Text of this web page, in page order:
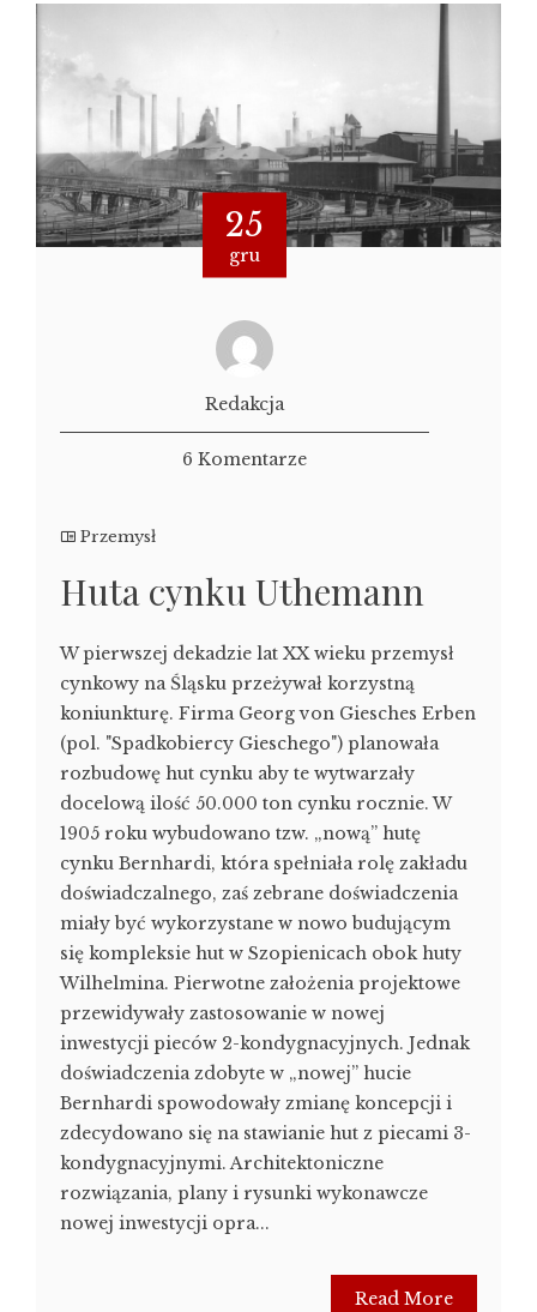
25
gru
Redakcja
6 Komentarze
Przemysł
Huta cynku Uthemann
W pierwszej dekadzie lat XX wieku przemysł
cynkowy na Śląsku przeżywał korzystną
koniunkturę. Firma Georg von Giesches Erben
(pol. "Spadkobiercy Gieschego") planowała
rozbudowę hut cynku aby te wytwarzały
docelową ilość 50.000 ton cynku rocznie. W
1905 roku wybudowano tzw. „nową” hutę
cynku Bernhardi, która spełniała rolę zakładu
doświadczalnego, zaś zebrane doświadczenia
miały być wykorzystane w nowo budującym
się kompleksie hut w Szopienicach obok huty
Wilhelmina. Pierwotne założenia projektowe
przewidywały zastosowanie w nowej
inwestycji pieców 2-kondygnacyjnych. Jednak
doświadczenia zdobyte w „nowej” hucie
Bernhardi spowodowały zmianę koncepcji i
zdecydowano się na stawianie hut z piecami 3-
kondygnacyjnymi. Architektoniczne
rozwiązania, plany i rysunki wykonawcze
nowej inwestycji opra...
Read More